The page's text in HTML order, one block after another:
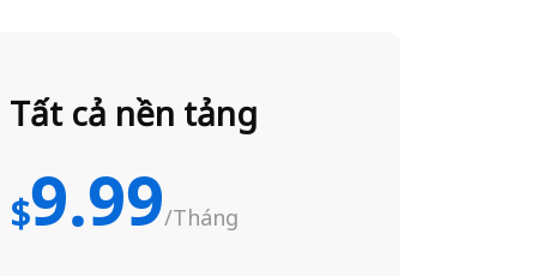
Tất cả nền tảng
$9.99/Tháng